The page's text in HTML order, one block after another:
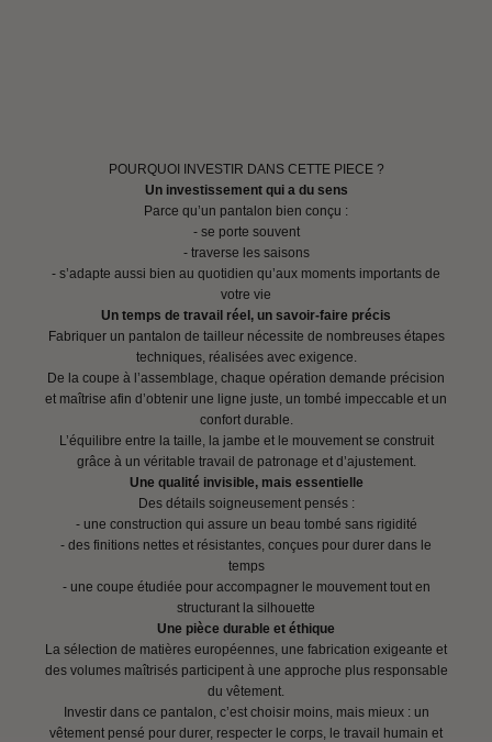
POURQUOI INVESTIR DANS CETTE PIECE ?
Un investissement qui a du sens
Parce qu’un pantalon bien conçu :
- se porte souvent
- traverse les saisons
- s’adapte aussi bien au quotidien qu’aux moments importants de
votre vie
Un temps de travail réel, un savoir-faire précis
Fabriquer un pantalon de tailleur nécessite de nombreuses étapes
techniques, réalisées avec exigence.
De la coupe à l’assemblage, chaque opération demande précision
et maîtrise afin d’obtenir une ligne juste, un tombé impeccable et un
confort durable.
L’équilibre entre la taille, la jambe et le mouvement se construit
grâce à un véritable travail de patronage et d’ajustement.
Une qualité invisible, mais essentielle
Des détails soigneusement pensés :
- une construction qui assure un beau tombé sans rigidité
- des finitions nettes et résistantes, conçues pour durer dans le
temps
- une coupe étudiée pour accompagner le mouvement tout en
structurant la silhouette
Une pièce durable et éthique
La sélection de matières européennes, une fabrication exigeante et
des volumes maîtrisés participent à une approche plus responsable
du vêtement.
Investir dans ce pantalon, c’est choisir moins, mais mieux : un
vêtement pensé pour durer, respecter le corps, le travail humain et